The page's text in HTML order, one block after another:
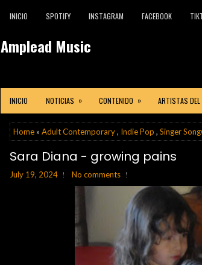
INICIO SPOTIFY INSTAGRAM FACEBOOK
Amplead Music
INICIO NOTICIAS » CONTENIDO » ARTISTAS DEL
Home » Adult Contemporary, Indie Pop , Singer
Sara Diana - growing pains
July 19, 2024 No comments